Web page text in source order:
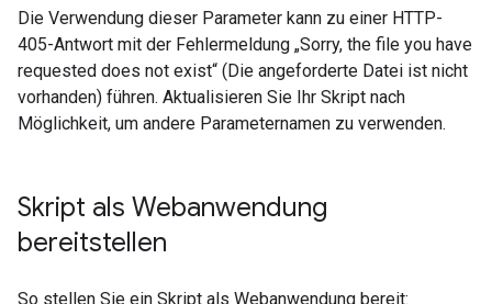
Die Verwendung dieser Parameter kann zu einer HTTP-
405-Antwort mit der Fehlermeldung „Sorry, the file you have
requested does not exist“ (Die angeforderte Datei ist nicht
vorhanden) führen. Aktualisieren Sie Ihr Skript nach
Möglichkeit, um andere Parameternamen zu verwenden.
Skript als Webanwendung
bereitstellen
So stellen Sie ein Skript als Webanwendung bereit: